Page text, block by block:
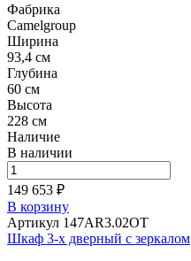
Фабрика
Camelgroup
Ширина
93,4 см
Глубина
60 см
Высота
228 см
Наличие
В наличии
149 653 ₽
В корзину
Артикул 147AR3.02OT
Шкаф 3-х дверный с зеркалом